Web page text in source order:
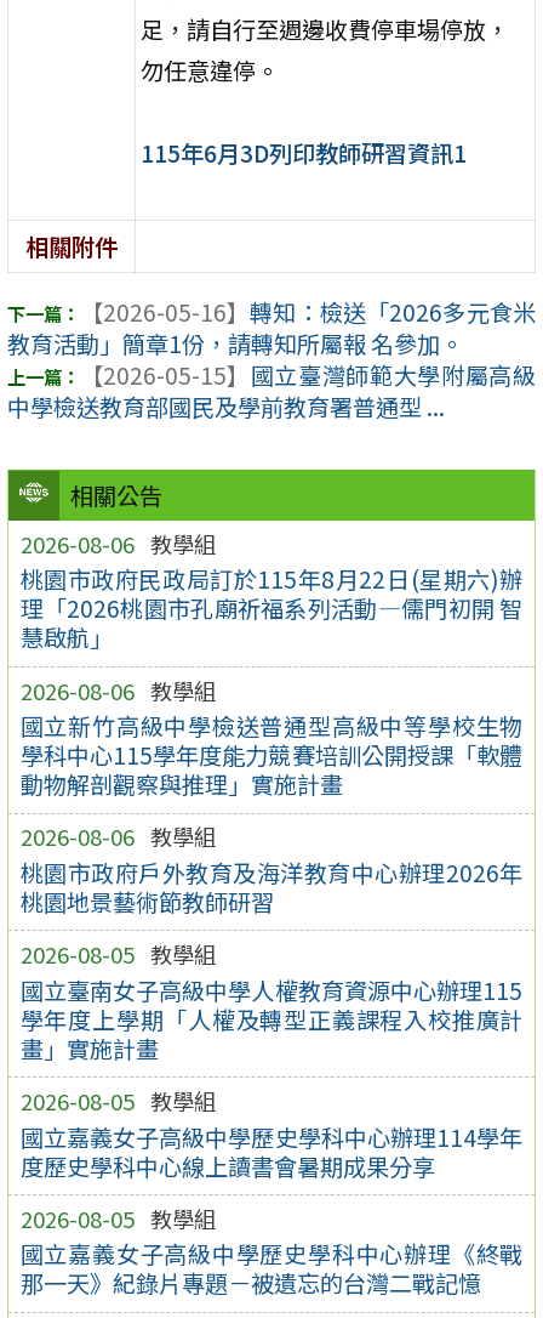
相關公告
2026-08-06 教學組
桃園市政府民政局訂於115年8月22日(星期六)辦
理「2026桃園市孔廟祈福系列活動—儒門初開 智
慧啟航」
2026-08-06 教學組
國立新竹高級中學檢送普通型高級中等學校生物
學科中心115學年度能力競賽培訓公開授課「軟體
動物解剖觀察與推理」實施計畫
2026-08-06 教學組
桃園市政府戶外教育及海洋教育中心辦理2026年
桃園地景藝術節教師研習
2026-08-05 教學組
國立臺南女子高級中學人權教育資源中心辦理115
學年度上學期「人權及轉型正義課程入校推廣計
畫」實施計畫
2026-08-05 教學組
國立嘉義女子高級中學歷史學科中心辦理114學年
度歷史學科中心線上讀書會暑期成果分享
2026-08-05 教學組
國立嘉義女子高級中學歷史學科中心辦理《終戰
那一天》紀錄片專題－被遺忘的台灣二戰記憶
足，請自行至週邊收費停車場停放，
勿任意違停。
115年6月3D列印教師研習資訊1
相關附件
【2026-05-16】 轉知：檢送「2026多元食米
教育活動」簡章1份，請轉知所屬報 名參加。
【2026-05-15】 國立臺灣師範大學附屬高級
中學檢送教育部國民及學前教育署普通型 ...